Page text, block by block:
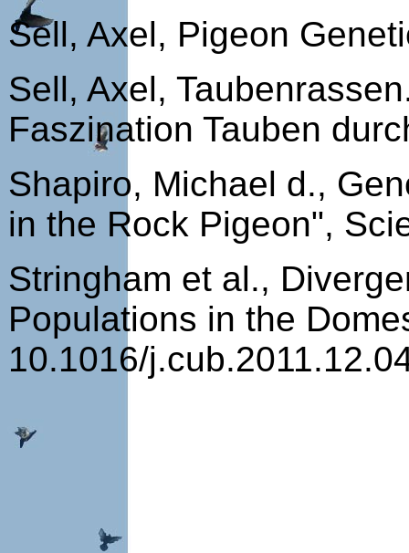
Sell, Axel, Pigeon
Sell, Axel,
Faszination Tauben
Shapiro, Michael d.,
in the Rock Pigeon",
Stringham et al.,
Populations in the
10.1016/